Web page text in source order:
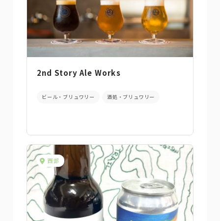
2nd Story Ale Works
ビール・ブリュワリー 酒処・ブリュワリー
西部